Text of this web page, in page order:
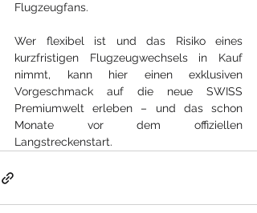
Flugzeugfans.
Wer flexibel ist und das Risiko eines
kurzfristigen Flugzeugwechsels in Kauf
nimmt, kann hier einen exklusiven
Vorgeschmack auf die neue SWISS
Premiumwelt erleben – und das schon
Monate vor dem offiziellen
Langstreckenstart.